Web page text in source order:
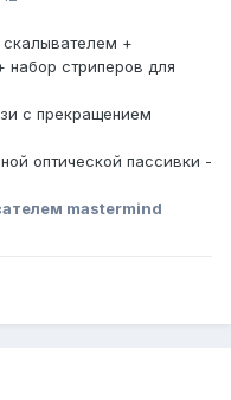
+
набор стриперов для
с прекращением
оптической пассивки -
mastermind